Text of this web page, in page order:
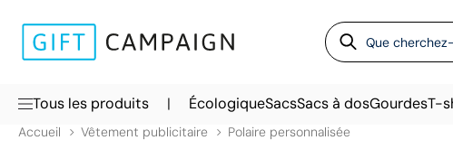
Tous les produits | ÉcologiqueSacsSacs à dosGourdesT-
Accueil Vêtement publicitaire Polaire personnalisée